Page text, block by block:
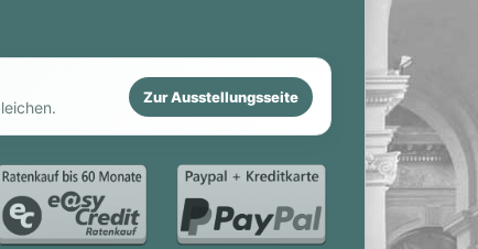
Zur Ausstellungsseite